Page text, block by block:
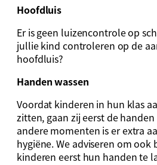
Hoofdluis
Er is geen luizencontrole op
jullie kind controleren op de
hoofdluis?
Handen wassen
Voordat kinderen in hun klas
zitten, gaan zij eerst de handen
andere momenten is er extra
hygiëne. We adviseren om
kinderen eerst hun handen te